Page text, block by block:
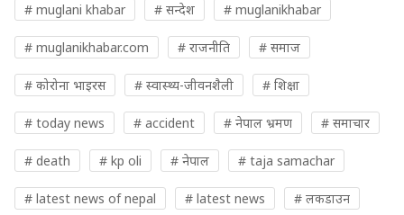
# muglani khabar # सन्देश # muglanikhabar
# muglanikhabar.com # राजनीति # समाज
# कोरोना भाइरस # स्वास्थ्य-जीवनशैली # शिक्षा
# today news # accident # नेपाल भ्रमण # समाचार
# death # kp oli # नेपाल # taja samachar
# latest news of nepal # latest news # लकडाउन